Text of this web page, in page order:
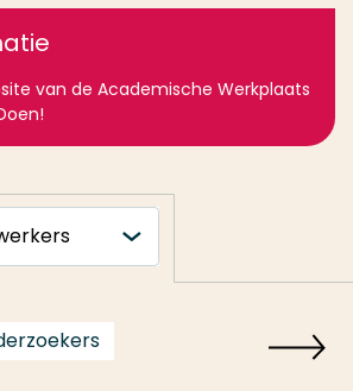
van de Academische Werkplaats